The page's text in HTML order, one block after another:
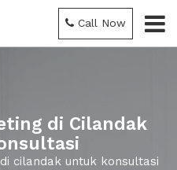
Call Now
di Cilandak
cilandak untuk konsultasi